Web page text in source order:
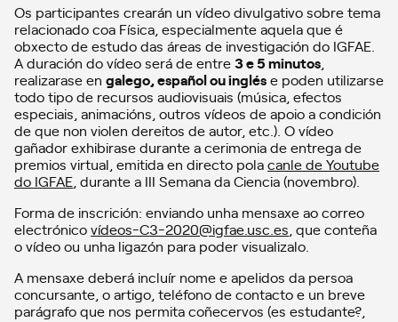
Os participantes crearán un vídeo divulgativo sobre tema
relacionado coa Física, especialmente aquela que é
obxecto de estudo das áreas de investigación do IGFAE.
A duración do vídeo será de entre3 e 5 minutos
realizarase en galego, español ou inglése poden utilizarse
todo tipo de recursos audiovisuais (música, efectos
especiais, animacións, outros vídeos de apoio a condición
de que non violen dereitos de autor, etc.). O vídeo
gañador exhibirase durante a cerimonia de entrega de
premios virtual, emitida en directo polacanle de Youtube
do IGFAE , durante a III Semana da Ciencia (novembro).
Forma de inscrición: enviando unha mensaxe ao correo
electrónicovídeos-C3-2020@igfae.usc.es , que conteña
o vídeo ou unha ligazón para poder visualizalo.
A mensaxe deberá incluír nome e apelidos da persoa
concursante, o artigo, teléfono de contacto e un breve
parágrafo que nos permita coñecervos (es estudante?,